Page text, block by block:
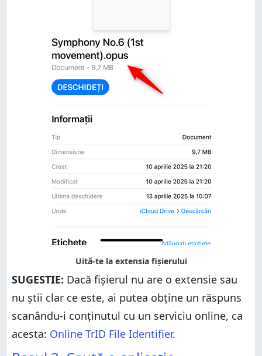
SUGESTIE: Dacă fișierul nu are o extensie sau
nu știi clar ce este, ai putea obține un răspuns
scanându-i conținutul cu un serviciu online, ca
acesta: Online TrID File Identifier.